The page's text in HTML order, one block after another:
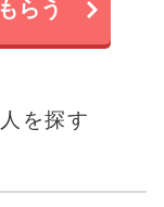
らう
を探す